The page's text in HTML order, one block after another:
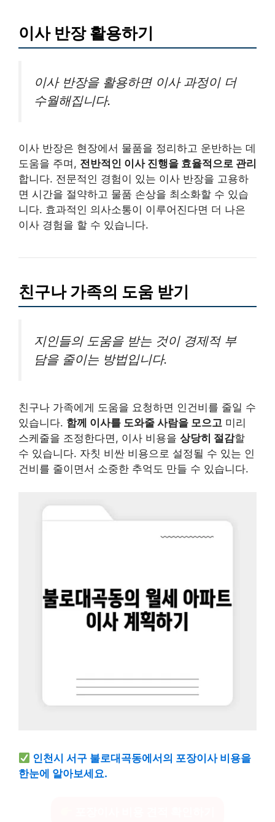
이사 반장 활용하기
이사 반장을 활용하면 이사 과정이 더
수월해집니다.
이사 반장은 현장에서 물품을 정리하고 운반하는 데
도움을 주며, 전반적인 이사 진행을 효율적으로 관리
합니다. 전문적인 경험이 있는 이사 반장을 고용하
면 시간을 절약하고 물품 손상을 최소화할 수 있습
니다. 효과적인 의사소통이 이루어진다면 더 나은
이사 경험을 할 수 있습니다.
친구나 가족의 도움 받기
지인들의 도움을 받는 것이 경제적 부
담을 줄이는 방법입니다.
친구나 가족에게 도움을 요청하면 인건비를 줄일 수
있습니다. 함께 이사를 도와줄 사람을 모으고 미리
스케줄을 조정한다면, 이사 비용을 상당히 절감할
수 있습니다. 자칫 비싼 비용으로 설정될 수 있는 인
건비를 줄이면서 소중한 추억도 만들 수 있습니다.
인천시 서구 불로대곡동에서의 포장이사 비용을
한눈에 알아보세요.